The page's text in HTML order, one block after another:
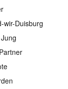
wir-Duisburg